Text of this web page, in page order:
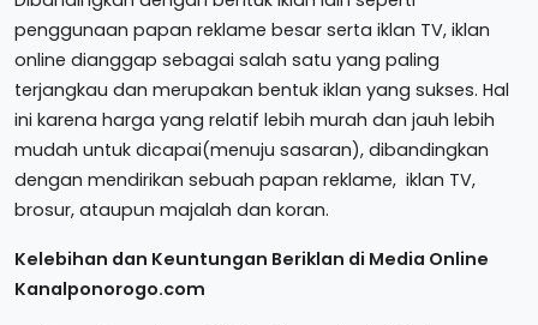
penggunaan papan reklame besar serta iklan TV, iklan
online dianggap sebagai salah satu yang paling
terjangkau dan merupakan bentuk iklan yang sukses. Hal
ini karena harga yang relatif lebih murah dan jauh lebih
mudah untuk dicapai(menuju sasaran), dibandingkan
dengan mendirikan sebuah papan reklame, iklan TV,
brosur, ataupun majalah dan koran.
Kelebihan dan Keuntungan Beriklan di Media Online
Kanalponorogo.com